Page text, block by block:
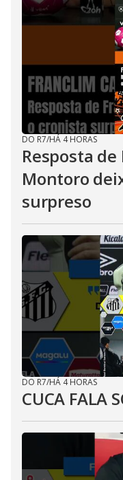
DO R7/HÁ 4 HORAS
Resposta
Montoro
surpreso
DO R7/HÁ 4 HORAS
CUCA FALA